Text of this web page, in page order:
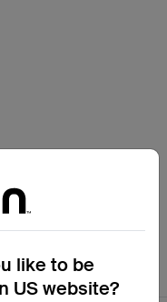
like to be
US website?